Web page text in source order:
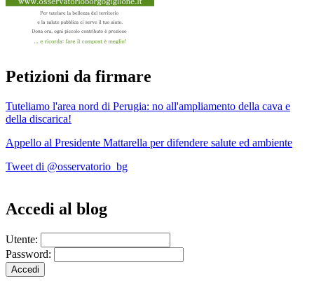
Petizioni da firmare
Tuteliamo l'area nord di Perugia: no all'ampliamento della cava e
della discarica!
Appello al Presidente Mattarella per difendere salute ed ambiente
Tweet di @osservatorio_bg
Accedi al blog
Utente:
Password: